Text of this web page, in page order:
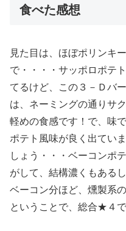
食べた感想
見た目は、ほぼポリンキ
で・・・・サッポロポテ
てるけど、この３－Ｄバ
は、ネーミングの通りサ
軽めの食感です！で、味
ポテト風味が良く出てい
しょう・・・ベーコンポ
がして、結構濃くもある
ベーコン分ほど、燻製系
ということで、総合★４で